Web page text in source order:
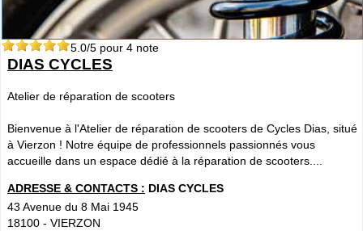
5.0/5 pour 4 note
DIAS CYCLES
Atelier de réparation de scooters
Bienvenue à l'Atelier de réparation de scooters de Cycles Dias, situé
à Vierzon ! Notre équipe de professionnels passionnés vous
accueille dans un espace dédié à la réparation de scooters....
ADRESSE & CONTACTS : DIAS CYCLES
43 Avenue du 8 Mai 1945
18100 - VIERZON